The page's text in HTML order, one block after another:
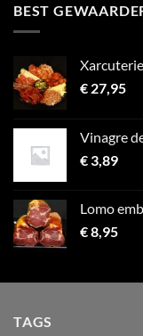
BEST
Xarcuterie
€ 27,95
Vinagre
€3,89
Lomo
€8,95
TAGS